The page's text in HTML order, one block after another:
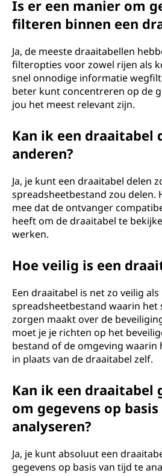
Is er een manier om
filteren binnen een
Ja, de meeste draaitabellen
filteropties voor zowel rijen als
snel onnodige informatie
beter kunt concentreren op de
jou het meest relevant zijn.
Kan ik een draaitabel
anderen?
Ja, je kunt een draaitabel delen
spreadsheetbestand zou delen.
mee dat de ontvanger
heeft om de draaitabel te
werken.
Hoe veilig is een
Een draaitabel is net zo veilig
spreadsheetbestand waarin het
zorgen maakt over de
moet je je richten op het
bestand of de omgeving waarin
in plaats van de draaitabel zelf.
Kan ik een draaitabel
om gegevens op
analyseren?
Ja, je kunt absoluut een
gegevens op basis van tijd te